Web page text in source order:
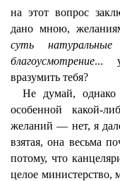
на этот вопрос
дано мною,
суть
благоусмотрение...
вразумить тебя?
Не думай, однако
особенной какой-
желаний — нет, я
взятая, она весьма
потому, что
целое министерство,